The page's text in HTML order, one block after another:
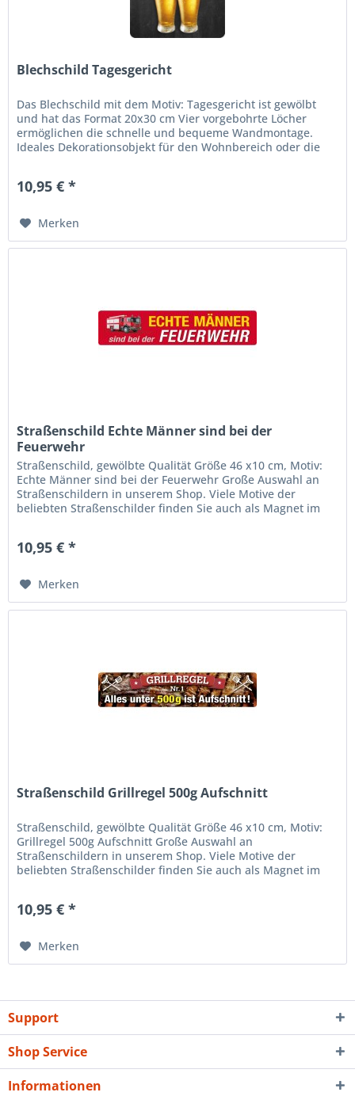
Blechschild Tagesgericht
Das Blechschild mit dem Motiv: Tagesgericht ist gewölbt
und hat das Format 20x30 cm Vier vorgebohrte Löcher
ermöglichen die schnelle und bequeme Wandmontage.
Ideales Dekorationsobjekt für den Wohnbereich oder die
10,95 € *
Merken
Straßenschild Echte Männer sind bei der
Feuerwehr
Straßenschild, gewölbte Qualität Größe 46 x10 cm, Motiv:
Echte Männer sind bei der Feuerwehr Große Auswahl an
Straßenschildern in unserem Shop. Viele Motive der
beliebten Straßenschilder finden Sie auch als Magnet im
10,95 € *
Merken
Straßenschild Grillregel 500g Aufschnitt
Straßenschild, gewölbte Qualität Größe 46 x10 cm, Motiv:
Grillregel 500g Aufschnitt Große Auswahl an
Straßenschildern in unserem Shop. Viele Motive der
beliebten Straßenschilder finden Sie auch als Magnet im
10,95 € *
Merken
Support
Shop Service
Informationen